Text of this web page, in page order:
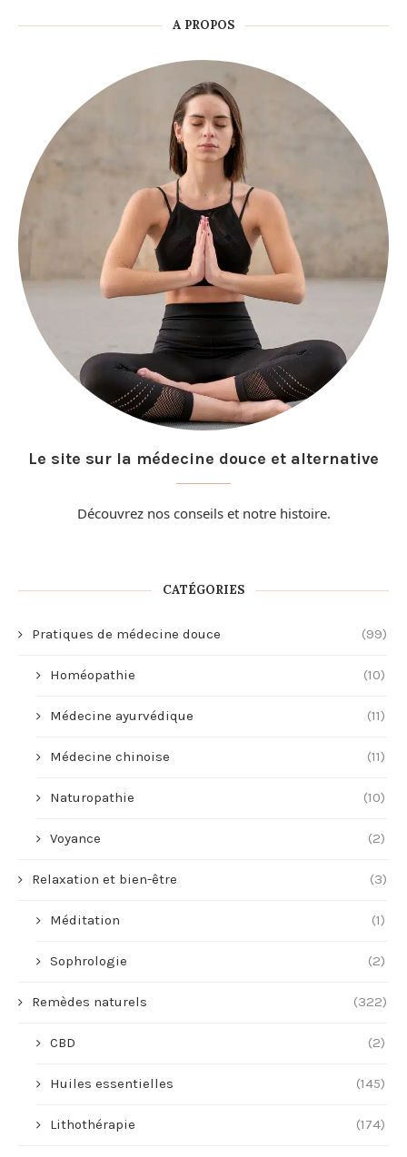
A PROPOS
Le site sur la médecine douce et alternative
Découvrez nos conseils et notre histoire.
CATÉGORIES
Pratiques de médecine douce (99)
Homéopathie (10)
Médecine ayurvédique (11)
Médecine chinoise (11)
Naturopathie (10)
Voyance (2)
Relaxation et bien-être (3)
Méditation (1)
Sophrologie (2)
Remèdes naturels (322)
CBD (2)
Huiles essentielles (145)
Lithothérapie (174)